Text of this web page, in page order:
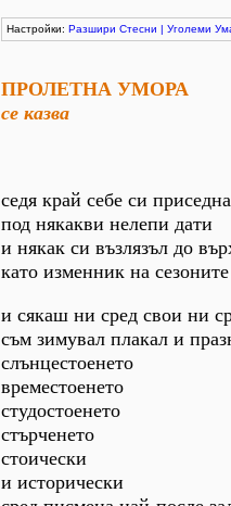
Настройки: Разшири Стесни | Уголеми
ПРОЛЕТНА УМОРА
се казва
седя край себе си
под някакви нелепи дати
и някак си възлязъл до
като изменник на
и сякаш ни сред свои ни
съм зимувал плакал и
слънцестоенето
времестоенето
студостоенето
стърченето
стоически
и исторически